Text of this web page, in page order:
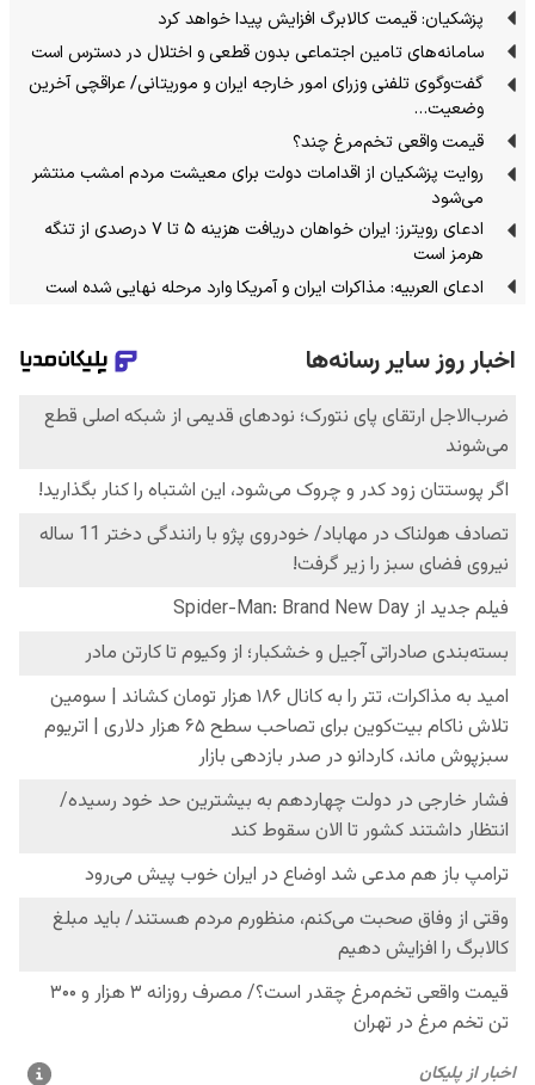
پزشکیان: قیمت کالابرگ افزایش پیدا خواهد کرد
سامانه‌های تامین اجتماعی بدون قطعی و اختلال در دسترس است
گفت‌وگوی تلفنی وزرای امور خارجه ایران و موریتانی/ عراقچی آخرین
وضعیت…
قیمت واقعی تخم‌مرغ چند؟
روایت پزشکیان از اقدامات دولت برای معیشت مردم امشب منتشر
می‌شود
ادعای رویترز: ایران خواهان دریافت هزینه ۵ تا ۷ درصدی از تنگه
هرمز است
ادعای العربیه: مذاکرات ایران و آمریکا وارد مرحله نهایی شده است